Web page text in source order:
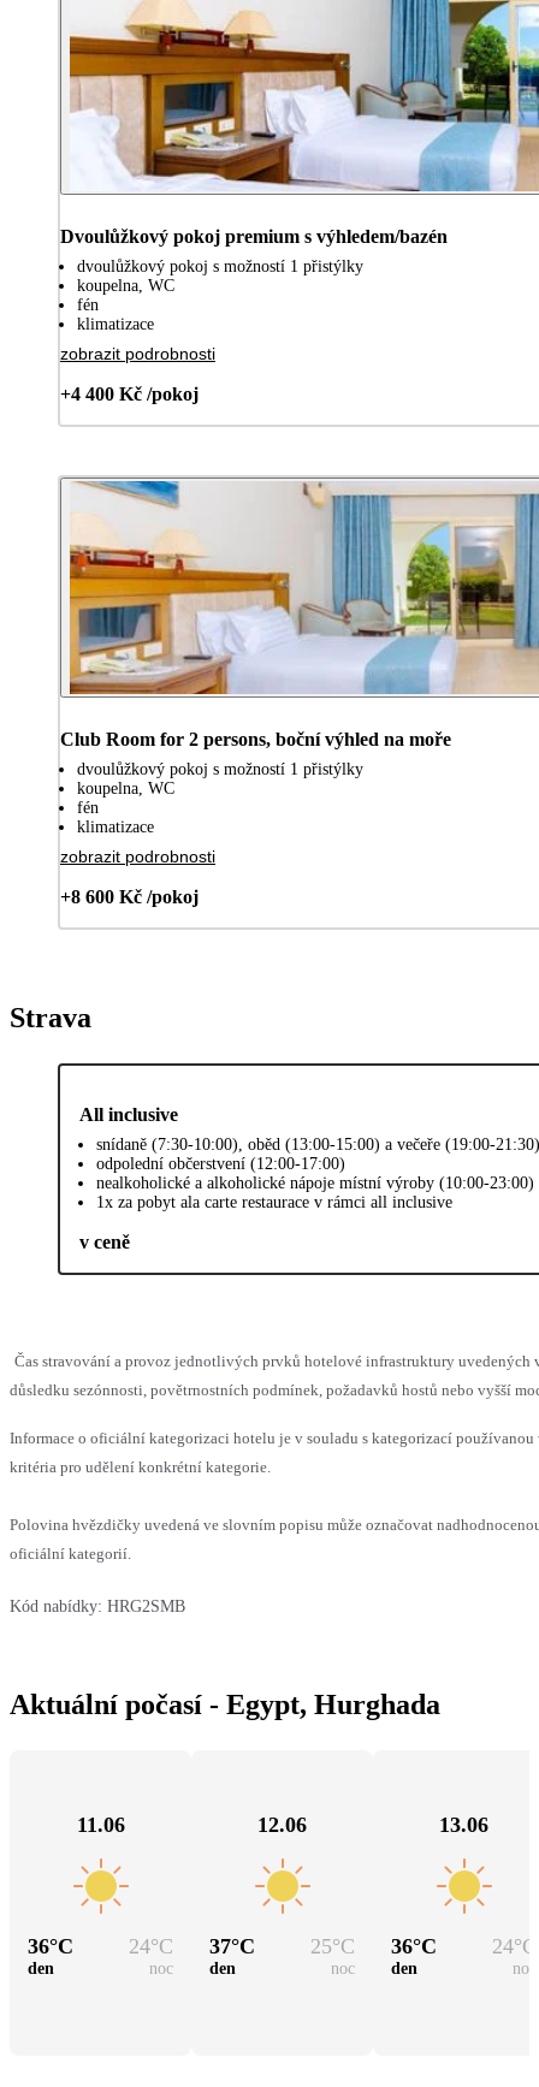
Dvoulůžkový pokoj premium s výhledem/bazén
dvoulůžkový pokoj s možností 1 přistýlky
koupelna, WC
fén
klimatizace
zobrazit podrobnosti
+4 400 Kč /pokoj
Club Room for 2 persons, boční výhled na moře
dvoulůžkový pokoj s možností 1 přistýlky
koupelna, WC
fén
klimatizace
zobrazit podrobnosti
+8 600 Kč /pokoj
Strava
All inclusive
snídaně (7:30-10:00), oběd (13:00-15:00) a večeře (19:00-
odpolední občerstvení (12:00-17:00)
nealkoholické a alkoholické nápoje místní výroby (10:00-23:00)
1x za pobyt ala carte restaurace v rámci all inclusive
v ceně
Čas stravování a provoz jednotlivých prvků hotelové infrastruktury uvedených
důsledku sezónnosti, povětrnostních podmínek, požadavků hostů nebo vyšší
Informace o oficiální kategorizaci hotelu je v souladu s kategorizací
kritéria pro udělení konkrétní kategorie.
Polovina hvězdičky uvedená ve slovním popisu může označovat
oficiální kategorií.
Kód nabídky: HRG2SMB
Aktuální počasí - Egypt, Hurghada
11.06
36°C 24°C
den noc
12.06
37°C 25°C
den noc
13.06
36°C 24°C
den noc